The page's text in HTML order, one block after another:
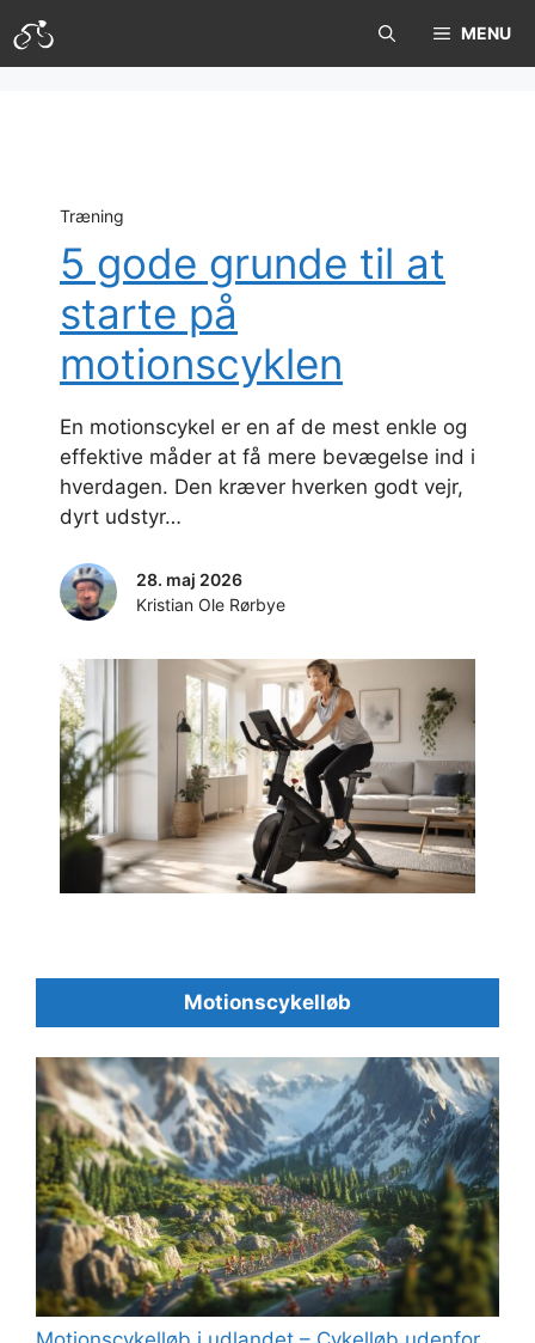
til
indhold
MENU
Træning
5 gode grunde til at
starte på
motionscyklen
En motionscykel er en af de mest enkle og
effektive måder at få mere bevægelse ind i
hverdagen. Den kræver hverken godt vejr,
dyrt udstyr…
28. maj 2026
Kristian Ole Rørbye
Motionscykelløb